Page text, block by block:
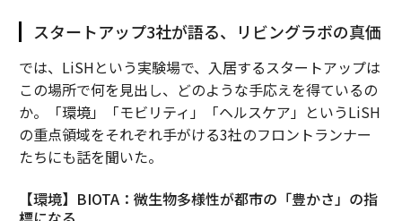
スタートアップ3社が語る、リビングラボの真価
では、LiSHという実験場で、入居するスタートアップは
この場所で何を見出し、どのような手応えを得ているの
か。「環境」「モビリティ」「ヘルスケア」というLiSH
の重点領域をそれぞれ手がける3社のフロントランナー
たちにも話を聞いた。
【環境】BIOTA：微生物多様性が都市の「豊かさ」の指